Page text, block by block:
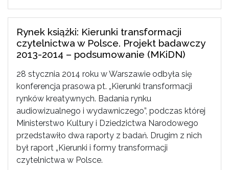
Rynek książki: Kierunki transformacji
czytelnictwa w Polsce. Projekt badawczy
2013-2014 – podsumowanie (MKiDN)
28 stycznia 2014 roku w Warszawie odbyła się
konferencja prasowa pt. „Kierunki transformacji
rynków kreatywnych. Badania rynku
audiowizualnego i wydawniczego”, podczas której
Ministerstwo Kultury i Dziedzictwa Narodowego
przedstawiło dwa raporty z badań. Drugim z nich
był raport „Kierunki i formy transformacji
czytelnictwa w Polsce.